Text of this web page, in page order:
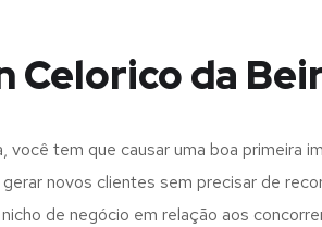
da
tem que causar uma boa primeira
novos clientes sem precisar de
de negócio em relação aos